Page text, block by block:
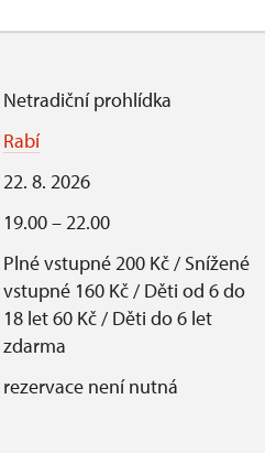
Netradiční prohlídka
Rabí
22. 8. 2026
19.00 – 22.00
Plné vstupné 200 Kč / Snížené
vstupné 160 Kč / Děti od 6 do
18 let 60 Kč / Děti do 6 let
zdarma
rezervace není nutná